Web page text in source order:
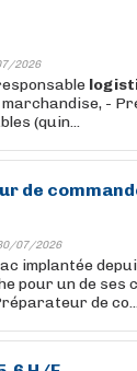
2026
-
(quin...
de
07/2026
implantée
pour un de
de